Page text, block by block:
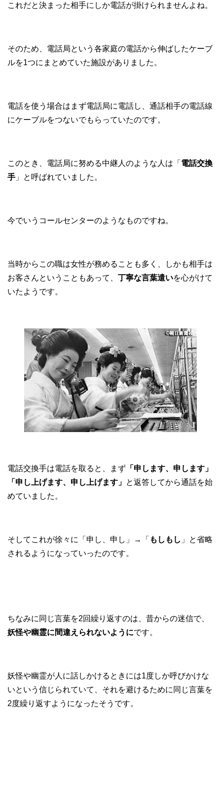
これだと決まった相手にしか電話が掛けられませんよね。
そのため、電話局という 各家庭の電話から伸ばしたケーブ
ルを1つにまとめていた施設がありました。
電話を使う場合はまず電話局に電話し、通話相手の電話線
にケーブルをつないでもらっていたのです。
このとき、電話局に努める中継人のような人は「 電話交換
手 」と呼ばれていました。
今でいうコールセンターのようなものですね。
当時からこの職は女性が務めることも多く、しかも相手は
お客さんということもあって、 丁寧な言葉遣いを心がけて
いたようです。
電話交換手は電話を取ると、まず 「申します、申します」
「申し上げます、申し上げます」 と返答してから通話を始
めていました。
そしてこれが徐々に「申し、申し」→「 もしもし 」と省略
されるようになっていったのです。
ちなみに同じ言葉を2回繰り返すのは、昔からの迷信で、
妖怪や幽霊に間違えられないようにです。
妖怪や幽霊が人に話しかけるときには1度しか呼びかけな
いという信じられていて、それを避けるために同じ言葉を
2度繰り返すようになったそうです。